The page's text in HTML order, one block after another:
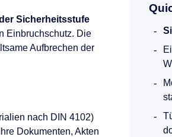
Sicherheitsstufe
Einbruchschutz. Die
Aufbrechen der
nach DIN 4102)
Dokumenten, Akten